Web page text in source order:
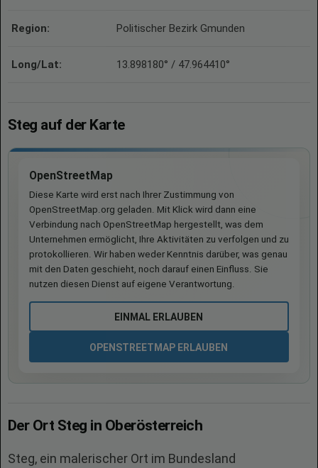
Region: Politischer Bezirk Gmunden
Long/Lat: 13.898180° / 47.964410°
Steg auf der Karte
OpenStreetMap
Diese Karte wird erst nach Ihrer Zustimmung von
OpenStreetMap.org geladen. Mit Klick wird dann eine
Verbindung nach OpenStreetMap hergestellt, was dem
Unternehmen ermöglicht, Ihre Aktivitäten zu verfolgen und zu
protokollieren. Wir haben weder Kenntnis darüber, was genau
mit den Daten geschieht, noch darauf einen Einfluss. Sie
nutzen diesen Dienst auf eigene Verantwortung.
EINMAL ERLAUBEN
OPENSTREETMAP ERLAUBEN
Der Ort Steg in Oberösterreich
Steg, ein malerischer Ort im Bundesland